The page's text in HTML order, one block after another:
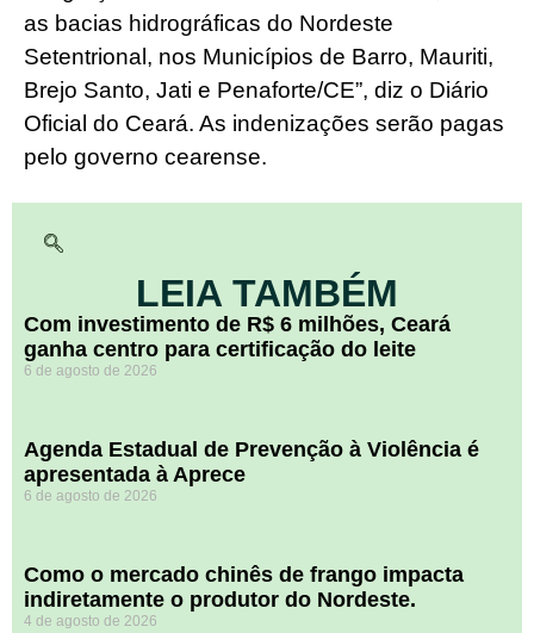
as bacias hidrográficas do Nordeste
Setentrional, nos Municípios de Barro, Mauriti,
Brejo Santo, Jati e Penaforte/CE”, diz o Diário
Oficial do Ceará. As indenizações serão pagas
pelo governo cearense.
LEIA TAMBÉM
Com investimento de R$ 6 milhões, Ceará
ganha centro para certificação do leite
6 de agosto de 2026
Agenda Estadual de Prevenção à Violência é
apresentada à Aprece
6 de agosto de 2026
​Como o mercado chinês de frango impacta
indiretamente o produtor do Nordeste.
4 de agosto de 2026